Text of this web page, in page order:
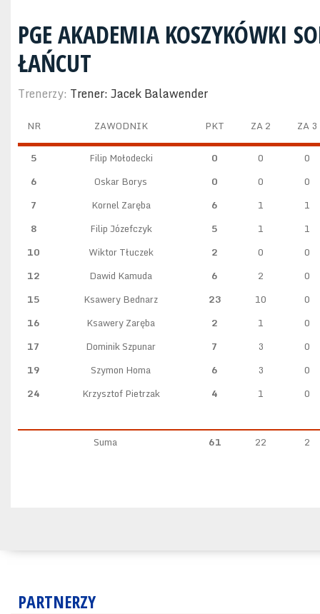
PGE AKADEMIA KOSZYKÓWKI
ŁAŃCUT
Trenerzy: Trener: Jacek Balawender
NR ZAWODNIK PKT ZA 2 ZA 3
5 Filip Mołodecki 0 0
0
6
Oskar Borys 0 0
0
7
Kornel Zaręba 6 1
1
8
Filip Józefczyk 5 1
1
10
Wiktor Tłuczek 2 0
0
12
Dawid Kamuda 6 2
0
15
Ksawery Bednarz 23 10
0
16
Ksawery Zaręba 2 1
0
17
Dominik Szpunar 7 3
0
19
Szymon Homa 6 3
0
24
Krzysztof Pietrzak 4 1 0
Suma 61 22 2
PARTNERZY